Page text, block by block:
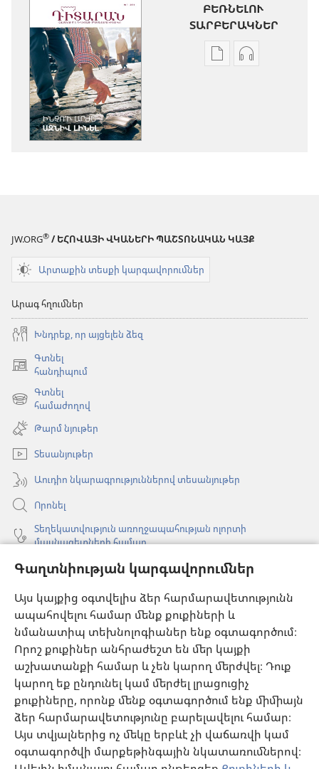
Գաղտնիության կարգավորումներ
Այս կայքից օգտվելիս ձեր հարմարավետությունն
ապահովելու համար մենք քուքիների և
նմանատիպ տեխնոլոգիաներ ենք օգտագործում։
Որոշ քուքիներ անհրաժեշտ են մեր կայքի
աշխատանքի համար և չեն կարող մերժվել։ Դուք
կարող եք ընդունել կամ մերժել լրացուցիչ
քուքիները, որոնք մենք օգտագործում ենք միմիայն
ձեր հարմարավետությունը բարելավելու համար։
Այս տվյալներից ոչ մեկը երբևէ չի վաճառվի կամ
օգտագործվի մարքեթինգային նկատառումներով։
ԲԵՌՆԵԼՈՒ
ՏԱՐԲԵՐԱԿՆԵՐ
Թվային
JW.ORG® / ԵՀՈՎԱՅԻ ՎԿԱՆԵՐԻ ՊԱՇՏՈՆԱԿԱՆ ԿԱՅՔ
Արտաքին տեսքի կարգավորումներ
Արագ հղումներ
Խնդրեք, որ այցելեն ձեզ
Գտնել
հանդիպում
(բացվում
նոր
պատուհան)
Գտնել
համաժողով
(բացվում
նոր
պատուհան)
Թարմ նյութեր
Տեսանյութեր
Աուդիո նկարագրություններով տեսանյութեր
Որոնել
Տեղեկատվություն առողջապահության ոլորտի
մասնագետների համար
Գլոբալ հաղորդակցություն
Օգնություն
Նվիրատվություններ
(բացվում
է
նոր
պատուհան)
Դիտարանի ՕՆԼԱՅՆ ԳՐԱԴԱՐԱՆ
(բացվում
է
նոր
պատուհան)
JW Hub
(բացվում
է
նոր
պատուհան)
JW Library® հավելված
Watchtower Library